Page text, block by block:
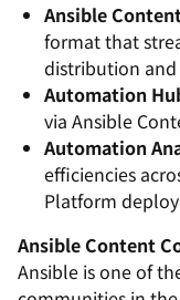
Ansible
format that
distribution
Automation
via Ansible
Automation
efficiencies
Platform
Ansible Content
Ansible is one of